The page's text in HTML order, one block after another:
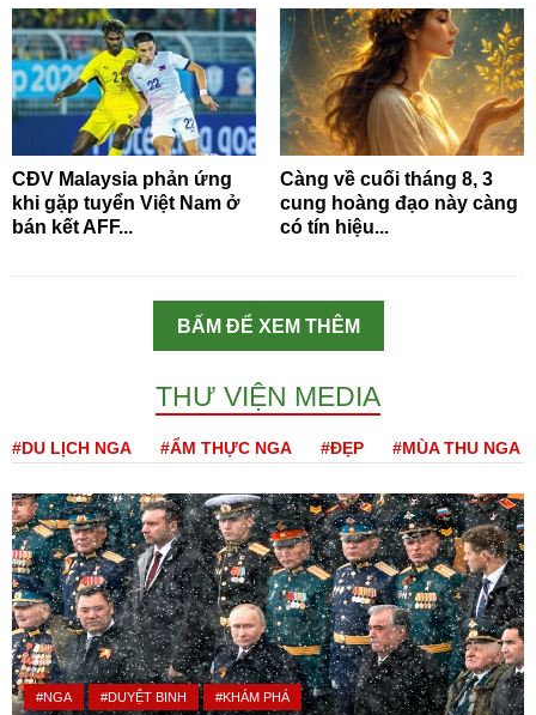
CĐV Malaysia phản ứng
khi gặp tuyển Việt Nam ở
bán kết AFF...
Càng về cuối tháng 8, 3
cung hoàng đạo này càng
có tín hiệu...
BẤM ĐỂ XEM THÊM
THƯ VIỆN MEDIA
#DU LỊCH NGA #ẨM THỰC NGA #ĐẸP #MÙA THU NGA
#NGA #DUYỆT BINH #KHÁM PHÁ